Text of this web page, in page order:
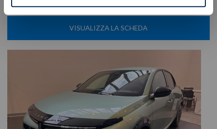
Posti
5
VISUALIZZA LA SCHEDA